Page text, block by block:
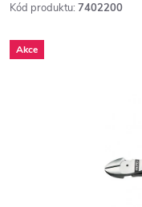
Kód produktu: 7402200
Akce